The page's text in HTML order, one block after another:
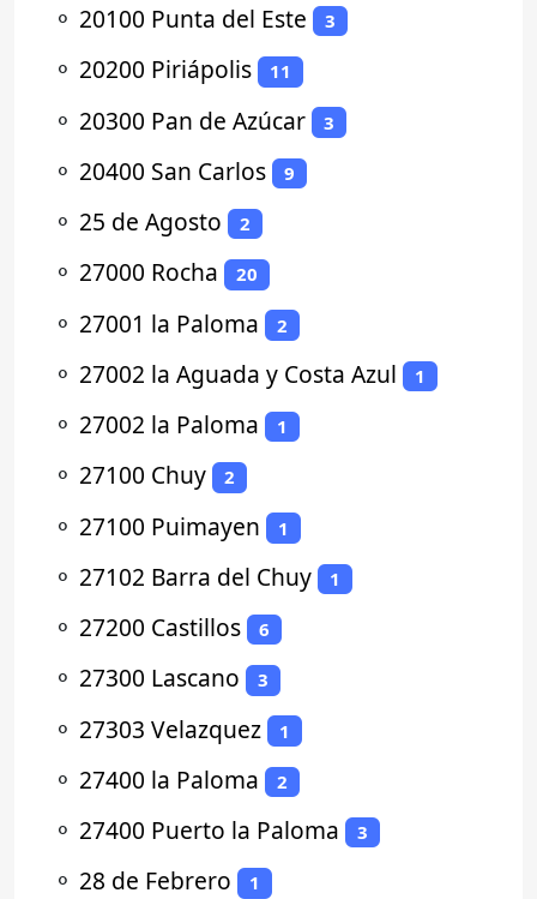
⚬ 20100 Punta del Este 3
⚬ 20200 Piriápolis 11
⚬ 20300 Pan de Azúcar 3
⚬ 20400 San Carlos 9
⚬ 25 de Agosto 2
⚬ 27000 Rocha 20
⚬ 27001 la Paloma 2
⚬ 27002 la Aguada y Costa Azul 1
⚬ 27002 la Paloma 1
⚬ 27100 Chuy 2
⚬ 27100 Puimayen 1
⚬ 27102 Barra del Chuy 1
⚬ 27200 Castillos 6
⚬ 27300 Lascano 3
⚬ 27303 Velazquez 1
⚬ 27400 la Paloma 2
⚬ 27400 Puerto la Paloma 3
⚬ 28 de Febrero 1